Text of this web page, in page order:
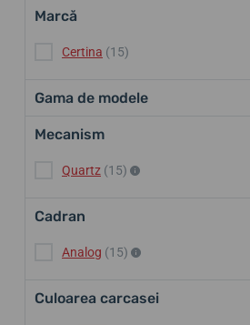
Marcă
Certina (15)
Gama de modele
Mecanism
Quartz (15)
Cadran
Analog (15)
Culoarea carcasei